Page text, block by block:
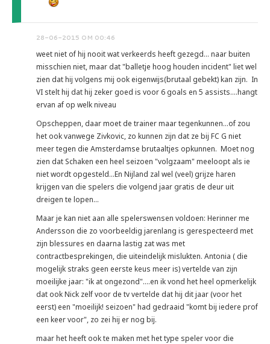
28-06-2015 OM 00:46
weet niet of hij nooit wat verkeerds heeft gezegd... naar buiten
misschien niet, maar dat "balletje hoog houden incident" liet wel
zien dat hij volgens mij ook eigenwijs(brutaal gebekt) kan zijn. In
VI stelt hij dat hij zeker goed is voor 6 goals en 5 assists....hangt
ervan af op welk niveau
Opscheppen, daar moet de trainer maar tegenkunnen...of zou
het ook vanwege Zivkovic, zo kunnen zijn dat ze bij FC G niet
meer tegen die Amsterdamse brutaaltjes opkunnen. Moet nog
zien dat Schaken een heel seizoen "volgzaam" meeloopt als ie
niet wordt opgesteld...En Nijland zal wel (veel) grijze haren
krijgen van die spelers die volgend jaar gratis de deur uit
dreigen te lopen...
Maar je kan niet aan alle spelerswensen voldoen: Herinner me
Andersson die zo voorbeeldig jarenlang is gerespecteerd met
zijn blessures en daarna lastig zat was met
contractbesprekingen, die uiteindelijk mislukten. Antonia ( die
mogelijk straks geen eerste keus meer is) vertelde van zijn
moeilijke jaar: "ik at ongezond"....en ik vond het heel opmerkelijk
dat ook Nick zelf voor de tv vertelde dat hij dit jaar (voor het
eerst) een "moeilijk! seizoen" had gedraaid "komt bij iedere prof
een keer voor", zo zei hij er nog bij.
maar het heeft ook te maken met het type speler voor die